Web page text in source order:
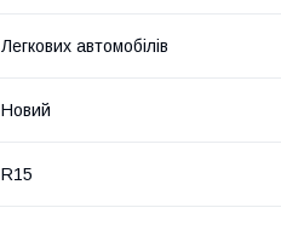
Легкових автомобілів
Новий
R15